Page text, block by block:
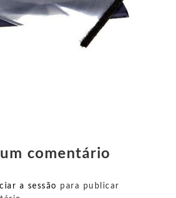
comentário
a sessão para publicar